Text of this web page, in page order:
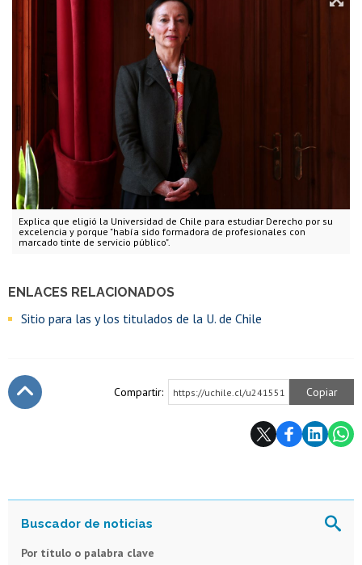
Explica que eligió la Universidad de Chile para estudiar Derecho por su
excelencia y porque "había sido formadora de profesionales con
marcado tinte de servicio público".
ENLACES RELACIONADOS
Sitio para las y los titulados de la U. de Chile
Compartir: https://uchile.cl/u241551 Copiar
Por título o palabra clave